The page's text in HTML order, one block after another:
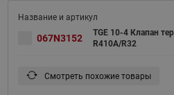
067N3152
TGE 10-4 Клапан
R410A/R32
Смотреть похожие товары